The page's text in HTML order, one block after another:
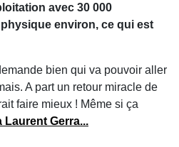
avec 30 000
environ, ce qui est
bien qui va pouvoir aller
A part un retour miracle de
faire mieux ! Même si ça
Laurent Gerra...